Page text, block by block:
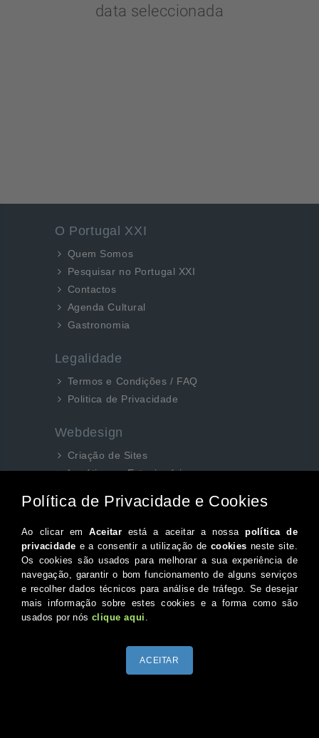
data seleccionada
O Portugal XXI
Quem Somos
Pesquisar no Portugal XXI
Contactos
Agenda Cultural
Gastronomia
Legalidade
Termos e Condições / FAQ
Politica de Privacidade
Webdesign
Criação de Sites
Logótipos e Estacionários
Siga-nos aqui...
Facebook
Instagram
Twitter
Canal do Youtube
© 2026 Portugal XXI Todos os direitos reservados.
Desenvolvido por Optimeios